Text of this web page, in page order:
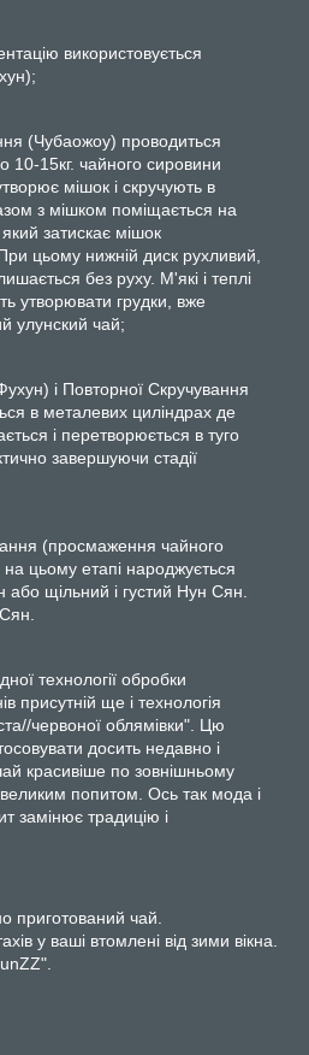
використовується
(Чубаожоу) проводиться
10-15кг. чайного сировини
мішок і скручують в
з мішком поміщається на
затискає мішок
цьому нижній диск рухливий,
без руху. М'які і теплі
утворювати грудки, вже
улунский чай;
і Повторної Скручування
в металевих циліндрах де
і перетворюється в туго
завершуючи стадії
(просмаження чайного
цьому етапі народжується
щільний і густий Нун Сян.
технології обробки
присутній ще і технологія
червоної облямівки". Цю
досить недавно і
красивіше по зовнішньому
великим попитом. Ось так мода і
замінює традицію і
приготований чай.
у ваші втомлені від зими вікна.